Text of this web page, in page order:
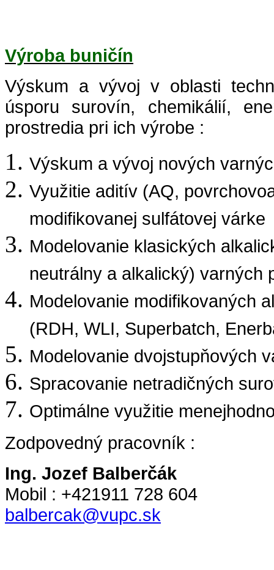
Výroba buničín
Výskum a vývoj v oblasti
úsporu surovín, chemikálií,
prostredia pri ich výrobe :
Výskum a vývoj nových
Využitie aditív (AQ,
modifikovanej sulfátovej várke
Modelovanie klasických
neutrálny a alkalický) varných
Modelovanie modifikovaných
(RDH, WLI, Superbatch,
Modelovanie dvojstupňových
Spracovanie netradičných
Optimálne využitie
Zodpovedný pracovník :
Ing. Jozef Balberčák
Mobil : +421911 728 604
balbercak@vupc.sk